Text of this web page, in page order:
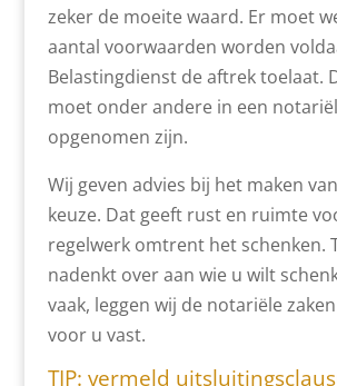
zeker de moeite waard. Er moet
aantal voorwaarden worden
Belastingdienst de aftrek toelaat.
moet onder andere in een
opgenomen zijn.
Wij geven advies bij het maken
keuze. Dat geeft rust en ruimte
regelwerk omtrent het schenken.
nadenkt over aan wie u wilt
vaak, leggen wij de notariële
voor u vast.
TIP: vermeld